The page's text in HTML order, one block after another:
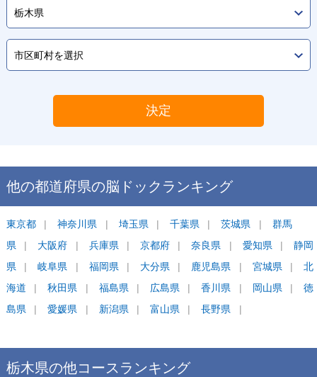
決定
他の都道府県の脳ドック ランキング
東京都 神奈川県 埼玉県 千葉県 茨城県
群馬
県
大阪府 兵庫県 京都府 奈良県 愛知県
静岡
県
岐阜県 福岡県 大分県 鹿児島県 宮城県
北
海道
秋田県 福島県 広島県 香川県 岡山県
徳
島県
愛媛県 新潟県 富山県 長野県
栃木県の他コースランキング